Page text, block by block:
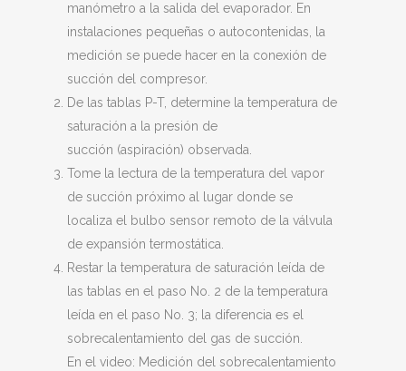
manómetro a la salida del evaporador. En
instalaciones pequeñas o autocontenidas, la
medición se puede hacer en la conexión de
succión del compresor.
De las tablas P-T, determine la temperatura de
saturación a la presión de
succión (aspiración) observada.
Tome la lectura de la temperatura del vapor
de succión próximo al lugar donde se
localiza el bulbo sensor remoto de la válvula
de expansión termostática.
Restar la temperatura de saturación leída de
las tablas en el paso No. 2 de la temperatura
leída en el paso No. 3; la diferencia es el
sobrecalentamiento del gas de succión.
En el video: Medición del sobrecalentamiento